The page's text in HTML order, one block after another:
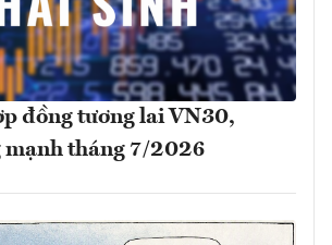
đồng tương lai VN30,
mạnh tháng 7/2026